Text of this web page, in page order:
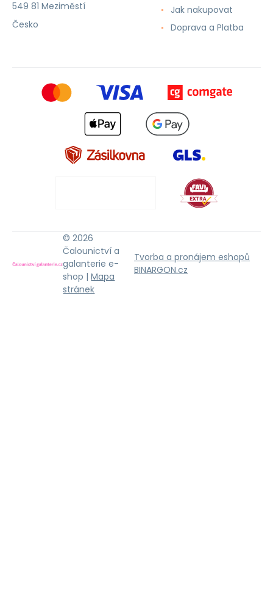
549 81 Meziměstí
Česko
Jak nakupovat
Doprava a Platba
© 2026
Čalounictví a
galanterie e-
shop |Mapa
stránek
Tvorba a pronájem eshopů
BINARGON.cz